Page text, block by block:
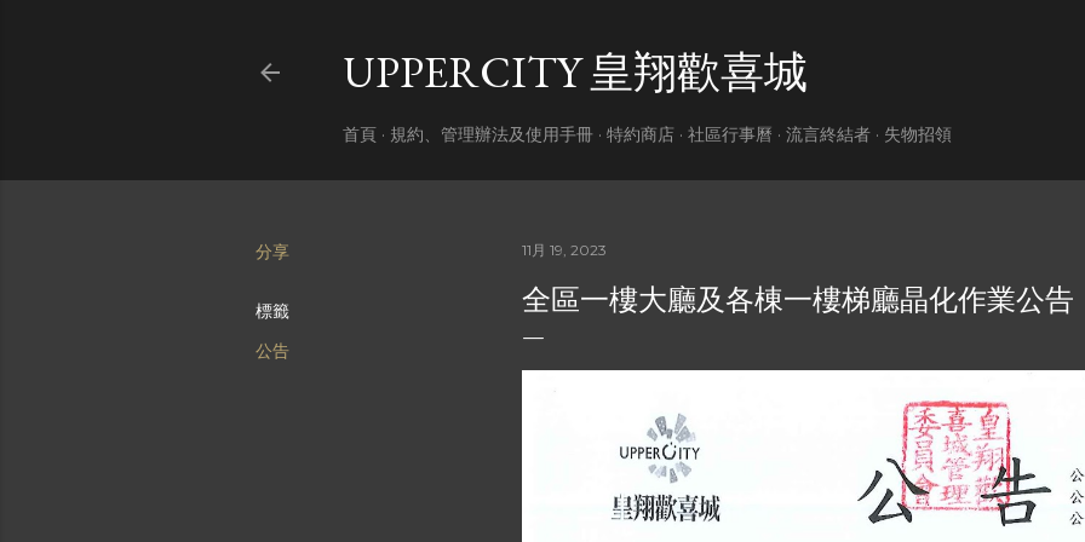
UPPERCITY 皇翔歡喜城
首頁 規約、管理辦法及使用手冊 特約商店 社區行事曆 流言終結者 失物招領
分享
標籤
公告
11月 19, 2023
全區一樓大廳及各棟一樓梯廳晶化作業公告